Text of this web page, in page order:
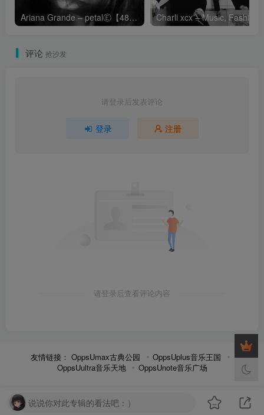
Ariana Grande – petalⒺ【48kHz／24bit】英国区
评论 抢沙发
请登录后发表评论
登录 注册
请登录后查看评论内容
友情链接： OppsUmax古典公园
OppsUplus音乐王国
OppsUultra音乐天地
OppsUnote音乐广场
说说你对此专辑的看法吧：）